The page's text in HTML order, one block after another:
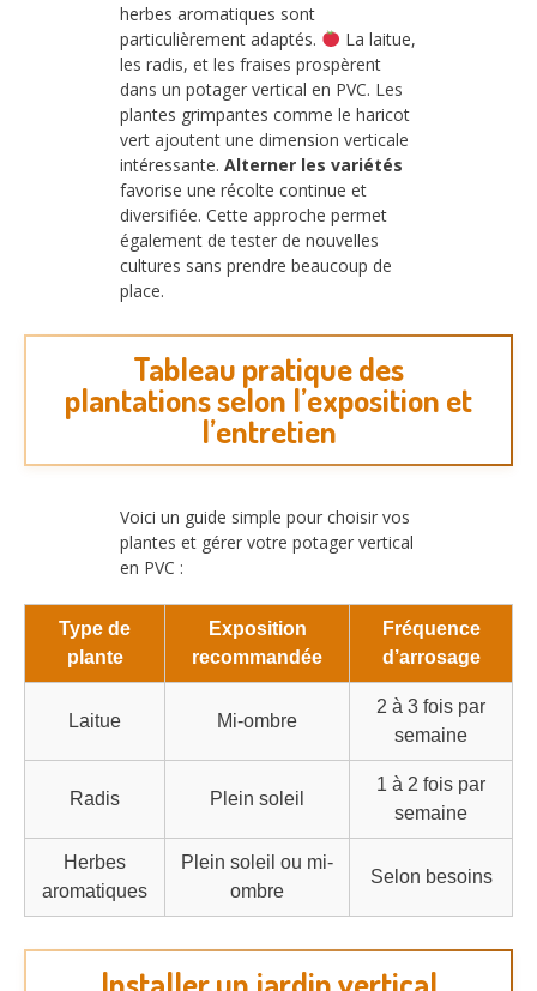
herbes aromatiques sont
particulièrement adaptés.
La laitue,
les radis, et les fraises prospèrent
dans un potager vertical en PVC. Les
plantes grimpantes comme le haricot
vert ajoutent une dimension verticale
intéressante. Alterner les variétés
favorise une récolte continue et
diversifiée. Cette approche permet
également de tester de nouvelles
cultures sans prendre beaucoup de
place.
Tableau pratique des
plantations selon l’exposition et
l’entretien
Voici un guide simple pour choisir vos
plantes et gérer votre potager vertical
en PVC :
Type de
plante
Exposition
recommandée
Fréquence
d’arrosage
Laitue Mi-ombre
2 à 3 fois par
semaine
Radis Plein soleil
1 à 2 fois par
semaine
Herbes
aromatiques
Plein soleil ou mi-
ombre
Selon besoins
Installer un jardin vertical